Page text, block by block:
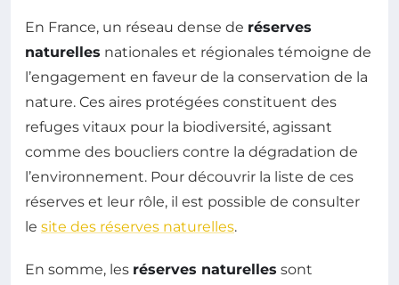
En France, un réseau dense de réserves
naturelles nationales et régionales témoigne de
l’engagement en faveur de la conservation de la
nature. Ces aires protégées constituent des
refuges vitaux pour la biodiversité, agissant
comme des boucliers contre la dégradation de
l’environnement. Pour découvrir la liste de ces
réserves et leur rôle, il est possible de consulter
le site des réserves naturelles.
En somme, les réserves naturelles sont